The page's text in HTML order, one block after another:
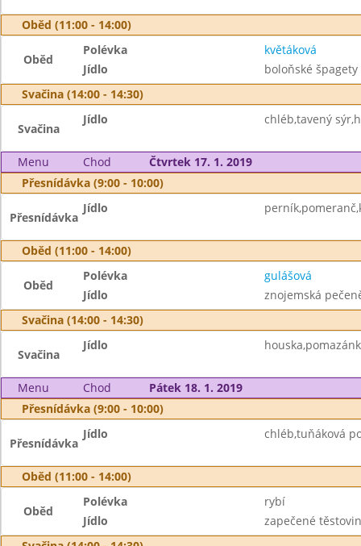
Oběd (11:00 - 14:00)
Oběd
Polévka
květáková
Jídlo
boloňské
Svačina (14:00 - 14:30)
Svačina
Jídlo chléb,tavený
Menu Chod
Čtvrtek 17. 1. 2019
Přesnídávka (9:00 - 10:00)
Přesnídávka
Jídlo
Oběd (11:00 - 14:00)
Oběd
Polévka
gulášová
Jídlo
znojemská
Svačina (14:00 - 14:30)
Svačina
Jídlo
Menu Chod
Pátek 18. 1. 2019
Přesnídávka (9:00 - 10:00)
Přesnídávka
Jídlo chléb,tuňáková
Oběd (11:00 - 14:00)
Oběd
Polévka
rybí
Jídlo
zapečené